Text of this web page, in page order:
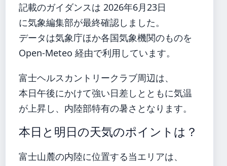
記載のガイダンスは 2026年6月23日
に気象編集部が最終確認しました。
データは気象庁ほか各国気象機関のものを
Open-Meteo 経由で利用しています。
富士ヘルスカントリークラブ周辺は、
本日午後にかけて強い日差しとともに気温
が上昇し、内陸部特有の暑さとなります。
本日と明日の天気のポイントは？
富士山麓の内陸に位置する当エリアは、